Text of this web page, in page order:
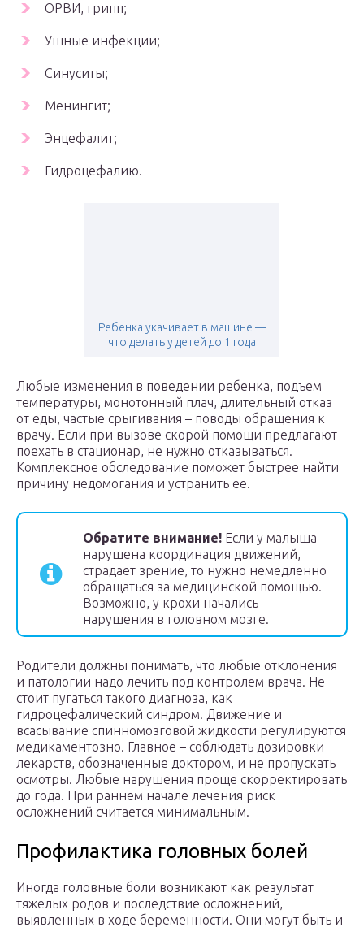
ОРВИ, грипп;
Ушные инфекции;
Синуситы;
Менингит;
Энцефалит;
Гидроцефалию.
Ребенка укачивает в машине —
что делать у детей до 1 года
Любые изменения в поведении ребенка, подъем
температуры, монотонный плач, длительный отказ
от еды, частые срыгивания – поводы обращения к
врачу. Если при вызове скорой помощи предлагают
поехать в стационар, не нужно отказываться.
Комплексное обследование поможет быстрее найти
причину недомогания и устранить ее.
Обратите внимание! Если у малыша
нарушена координация движений,
страдает зрение, то нужно немедленно
обращаться за медицинской помощью.
Возможно, у крохи начались
нарушения в головном мозге.
Родители должны понимать, что любые отклонения
и патологии надо лечить под контролем врача. Не
стоит пугаться такого диагноза, как
гидроцефалический синдром. Движение и
всасывание спинномозговой жидкости регулируются
медикаментозно. Главное – соблюдать дозировки
лекарств, обозначенные доктором, и не пропускать
осмотры. Любые нарушения проще скорректировать
до года. При раннем начале лечения риск
осложнений считается минимальным.
Профилактика головных болей
Иногда головные боли возникают как результат
тяжелых родов и последствие осложнений,
выявленных в ходе беременности. Они могут быть и